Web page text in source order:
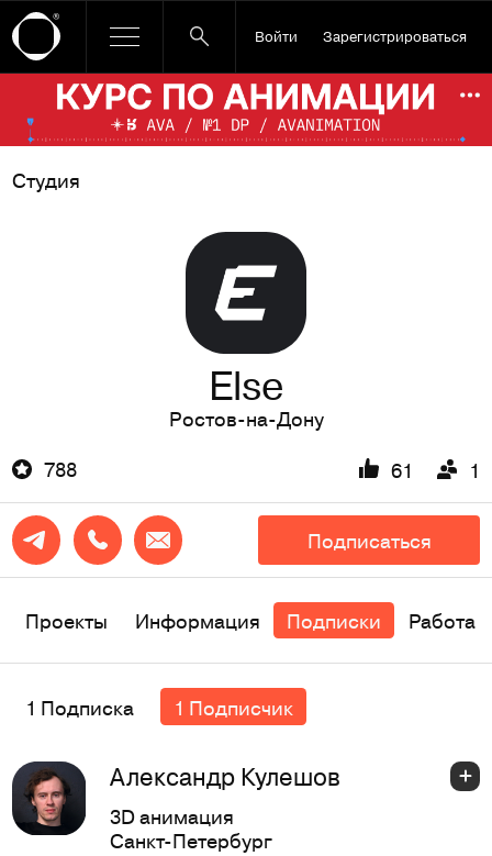
Войти Зарегистрироваться
Ссылка баннера
Студия
Else
Ростов-на-Дону
788
61 1
Подписаться
Проекты Информация Подписки Работа
1 Подписка 1 Подписчик
Александр Кулешов
3D анимация
Санкт-Петербург